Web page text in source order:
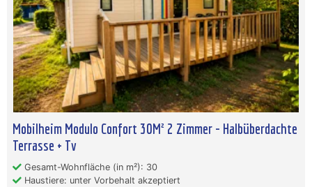
Mobilheim Modulo Confort 30M² 2 Zimmer - Halbüberdachte
Terrasse + Tv
Gesamt-Wohnfläche (in m²): 30
Haustiere: unter Vorbehalt akzeptiert